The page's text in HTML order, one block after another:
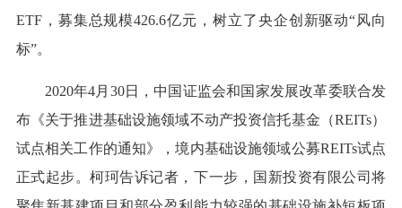
ETF，募集总规模426.6亿元，树立了央企创新驱动“风向
标”。
2020年4月30日，中国证监会和国家发展改革委联合发
布《关于推进基础设施领域不动产投资信托基金（REITs）
试点相关工作的通知》，境内基础设施领域公募REITs试点
正式起步。柯珂告诉记者，下一步，国新投资有限公司将